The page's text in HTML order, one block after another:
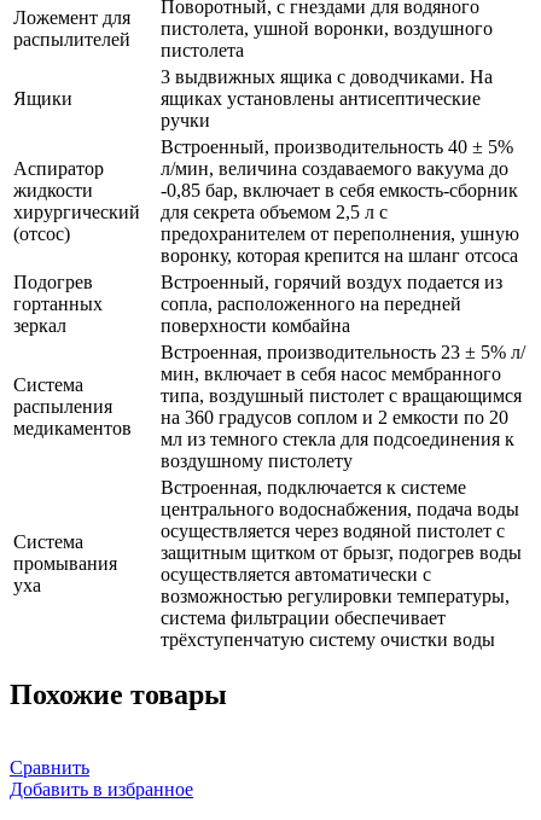
Ложемент для
распылителей
Поворотный, с гнездами для водяного
пистолета, ушной воронки, воздушного
пистолета
Ящики
3 выдвижных ящика с доводчиками. На
ящиках установлены антисептические
ручки
Аспиратор
жидкости
хирургический
(отсос)
Встроенный, производительность 40 ± 5%
л/мин, величина создаваемого вакуума до
-0,85 бар, включает в себя емкость-сборник
для секрета объемом 2,5 л с
предохранителем от переполнения, ушную
воронку, которая крепится на шланг отсоса
Подогрев
гортанных
зеркал
Встроенный, горячий воздух подается из
сопла, расположенного на передней
поверхности комбайна
Система
распыления
медикаментов
Встроенная, производительность 23 ± 5% л/
мин, включает в себя насос мембранного
типа, воздушный пистолет с вращающимся
на 360 градусов соплом и 2 емкости по 20
мл из темного стекла для подсоединения к
воздушному пистолету
Система
промывания
уха
Встроенная, подключается к системе
центрального водоснабжения, подача воды
осуществляется через водяной пистолет с
защитным щитком от брызг, подогрев воды
осуществляется автоматически с
возможностью регулировки температуры,
система фильтрации обеспечивает
трёхступенчатую систему очистки воды
Похожие товары
Сравнить
Добавить в избранное